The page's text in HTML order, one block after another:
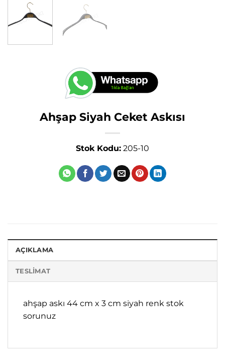
Ahşap Siyah Ceket Askısı
Stok Kodu: 205-10
AÇIKLAMA
TESLIMAT
ahşap askı 44 cm x 3 cm siyah renk stok
sorunuz